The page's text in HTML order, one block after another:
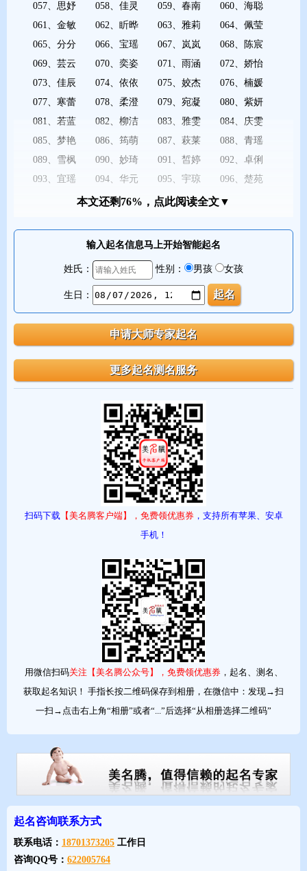
057、思妤 058、佳灵 059、春南 060、海聪
061、金敏 062、盺晔 063、雅莉 064、佩莹
065、分分 066、宝瑶 067、岚岚 068、陈宸
069、芸云 070、奕姿 071、雨涵 072、娇怡
073、佳辰 074、依依 075、姣杰 076、楠媛
077、寒蕾 078、柔澄 079、宛凝 080、紫妍
081、若蓝 082、柳洁 083、雅雯 084、庆雯
085、梦艳 086、筠萌 087、萩莱 088、青瑶
089、雪枫 090、妙琦 091、皙婷 092、卓俐
093、宜瑶 094、华元 095、宇琼 096、楚苑
097、明萱 098、淑聪 099、乐垚 100、云蓉
2、女宝宝属龙100个好听的名字起名小技巧
（1）、属龙女宝宝起名用阴柔亲昵的双名
按读音习惯，重叠字一般读轻声，用重叠字双名，能给人一种
阴柔亲昵的感觉。 如：婷婷、倩倩、丽丽、红红、盼盼、芳芳、
媛媛、莎莎、丹丹、双双、秀秀等。
女宝宝起名用字的讲究、美丽彩艳的女名用字
爱美是女性的天性，用美丽彩艳的字起名，可增添女性的美
感。
（2）、属龙女宝宝起名用形容女性神态字
用形容女性神态字更能表现女性神态优雅妙曼。 常用的字
有：媚、婉、娴、妩、娇、娜等字。 如：翠媚、婉如、淑娴、妩
玉、凤娇、丽娜等
中国传统文化对女性品性和道德的要求，也是女性用名的一
个特色。 常用的字有：贞、淑、贤、端、庄、娴、静、洁、慧、
巧、雅等。 如：贞茵、淑芬、芳贤、巧端、兰庄、月娴、文静、
本文还剩76%，点此阅读全文▼
输入起名信息马上开始智能起名
姓氏： 性别： 男孩 女孩
生日：
扫码下载【美名腾客户端】，免费领优惠券，支持所有苹果、安卓
手机！
用微信扫码关注【美名腾公众号】，免费领优惠券，起名、测名、
获取起名知识！ 手指长按二维码保存到相册，在微信中：发现→扫
一扫→点击右上角“相册”或者“...”后选择“从相册选择二维码”
起名咨询联系方式
联系电话： 18701373205 工作日
咨询QQ号： 622005764